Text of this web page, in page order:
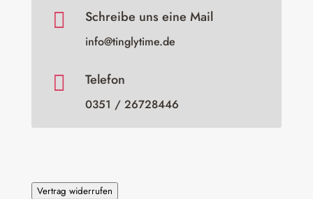
 Schreibe uns eine Mail
info@tinglytime.de
 Telefon
0351 / 26728446
Vertrag widerrufen